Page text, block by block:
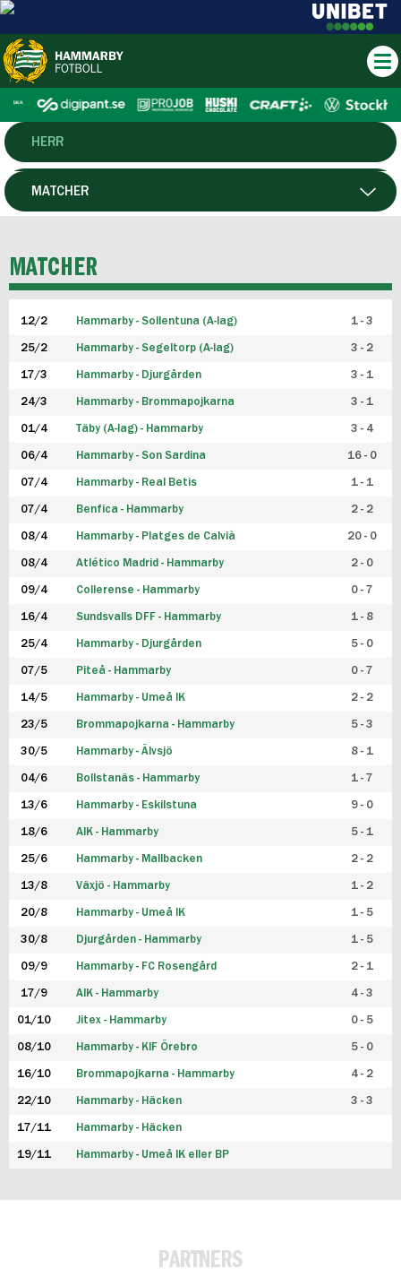
HERR
DAM
P19
F19
FUTSAL HERR
FUTSAL DAM
MATCHER
MATCHER
12/2 Hammarby - Sollentuna (A-lag) 1 - 3
25/2 Hammarby - Segeltorp (A-lag) 3 - 2
17/3 Hammarby - Djurgården 3 - 1
24/3 Hammarby - Brommapojkarna 3 - 1
01/4 Täby (A-lag) - Hammarby 3 - 4
06/4 Hammarby - Son Sardina 16 - 0
07/4 Hammarby - Real Betis 1 - 1
07/4 Benfica - Hammarby 2 - 2
08/4 Hammarby - Platges de Calvià 20 - 0
08/4 Atlético Madrid - Hammarby 2 - 0
09/4 Collerense - Hammarby 0 - 7
16/4 Sundsvalls DFF - Hammarby 1 - 8
25/4 Hammarby - Djurgården 5 - 0
07/5 Piteå - Hammarby 0 - 7
14/5 Hammarby - Umeå IK 2 - 2
23/5 Brommapojkarna - Hammarby 5 - 3
30/5 Hammarby - Älvsjö 8 - 1
04/6 Bollstanäs - Hammarby 1 - 7
13/6 Hammarby - Eskilstuna 9 - 0
18/6 AIK - Hammarby 5 - 1
25/6 Hammarby - Mallbacken 2 - 2
13/8 Växjö - Hammarby 1 - 2
20/8 Hammarby - Umeå IK 1 - 5
30/8 Djurgården - Hammarby 1 - 5
09/9 Hammarby - FC Rosengård 2 - 1
17/9 AIK - Hammarby 4 - 3
01/10 Jitex - Hammarby 0 - 5
08/10 Hammarby - KIF Örebro 5 - 0
16/10 Brommapojkarna - Hammarby 4 - 2
22/10 Hammarby - Häcken 3 - 3
17/11 Hammarby - Häcken
19/11 Hammarby - Umeå IK eller BP
PARTNERS